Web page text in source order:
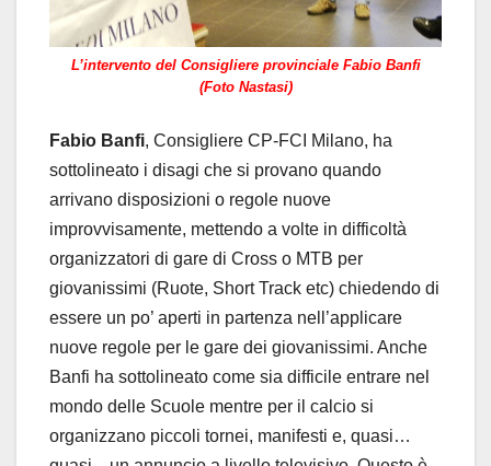
L’intervento del Consigliere provinciale Fabio Banfi
(Foto Nastasi)
Fabio Banfi, Consigliere CP-FCI Milano, ha
sottolineato i disagi che si provano quando
arrivano disposizioni o regole nuove
improvvisamente, mettendo a volte in difficoltà
organizzatori di gare di Cross o MTB per
giovanissimi (Ruote, Short Track etc) chiedendo di
essere un po’ aperti in partenza nell’applicare
nuove regole per le gare dei giovanissimi. Anche
Banfi ha sottolineato come sia difficile entrare nel
mondo delle Scuole mentre per il calcio si
organizzano piccoli tornei, manifesti e, quasi…